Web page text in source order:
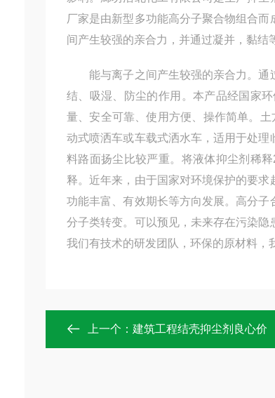
厂家是由新型多功能高分子聚合物组合
间产生较强的亲合力，并通过凝并，黏结
能与离子之间产生较强的亲合力。通
结、吸湿、防尘的作用。本产品经国家
量、安全可靠、使用方便、操作简单。
动式喷洒车或车载式洒水车，适用于处
料路面扬尘比较严重。将液体抑尘剂稀
释。近年来，由于国家对环境保护的要
功能丰富、有效期长等方向发展。高分
分子类转变。可以预见，未来存在污染
我们有技术的研发团队，环保的原材料，
上一个： 建筑工程结壳抑尘剂良心价